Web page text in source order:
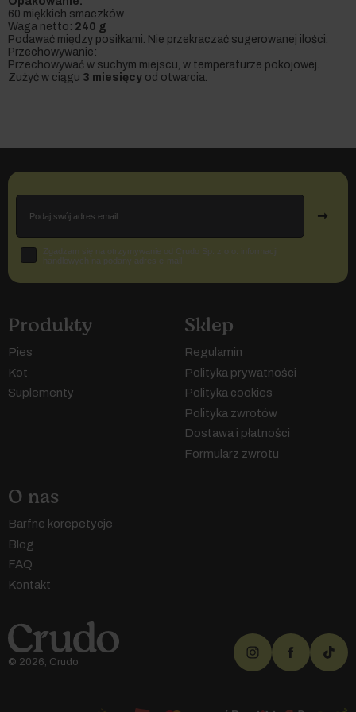
60 miękkich smaczków
Waga netto: 240 g
Podawać między posiłkami. Nie przekraczać sugerowanej ilości.
Przechowywanie:
Przechowywać w suchym miejscu, w temperaturze pokojowej.
Zużyć w ciągu 3 miesięcy od otwarcia.
Email
➞
ZgodaZgadzam się na otrzymywanie od Crudo Sp. z o.o. informacji
handlowych na podany adres e-mail
Produkty
Pies
Kot
Suplementy
Sklep
Regulamin
Polityka prywatności
Polityka cookies
Polityka zwrotów
Dostawa i płatności
Formularz zwrotu
O nas
Barfne korepetycje
Blog
FAQ
Kontakt
© 2026, Crudo